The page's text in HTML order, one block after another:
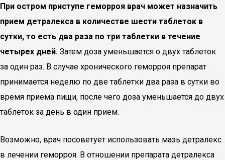
При остром приступе геморроя врач может назначить
прием детралекса в количестве шести таблеток в
сутки, то есть два раза по три таблетки в течение
четырех дней. Затем доза уменьшается о двух таблеток
за один раз. В случае хронического геморроя препарат
принимается неделю по две таблетки два раза в сутки во
время приема пищи, после чего доза уменьшается до двух
таблеток за день в один прием.
Возможно, врач посоветует использовать мазь детралекс
в лечении геморроя. В отношении препарата детралекса